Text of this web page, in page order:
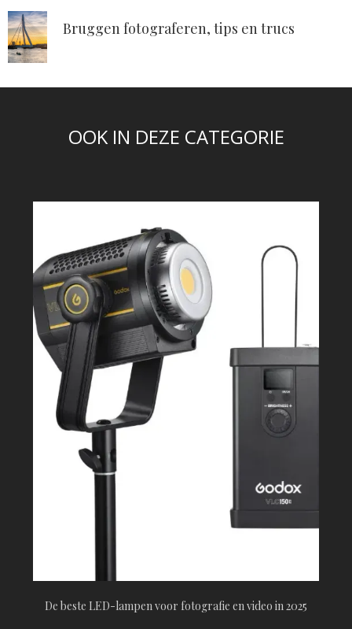
Bruggen fotograferen, tips en trucs
OOK IN DEZE CATEGORIE
De beste LED-lampen voor fotografie en video in 2025